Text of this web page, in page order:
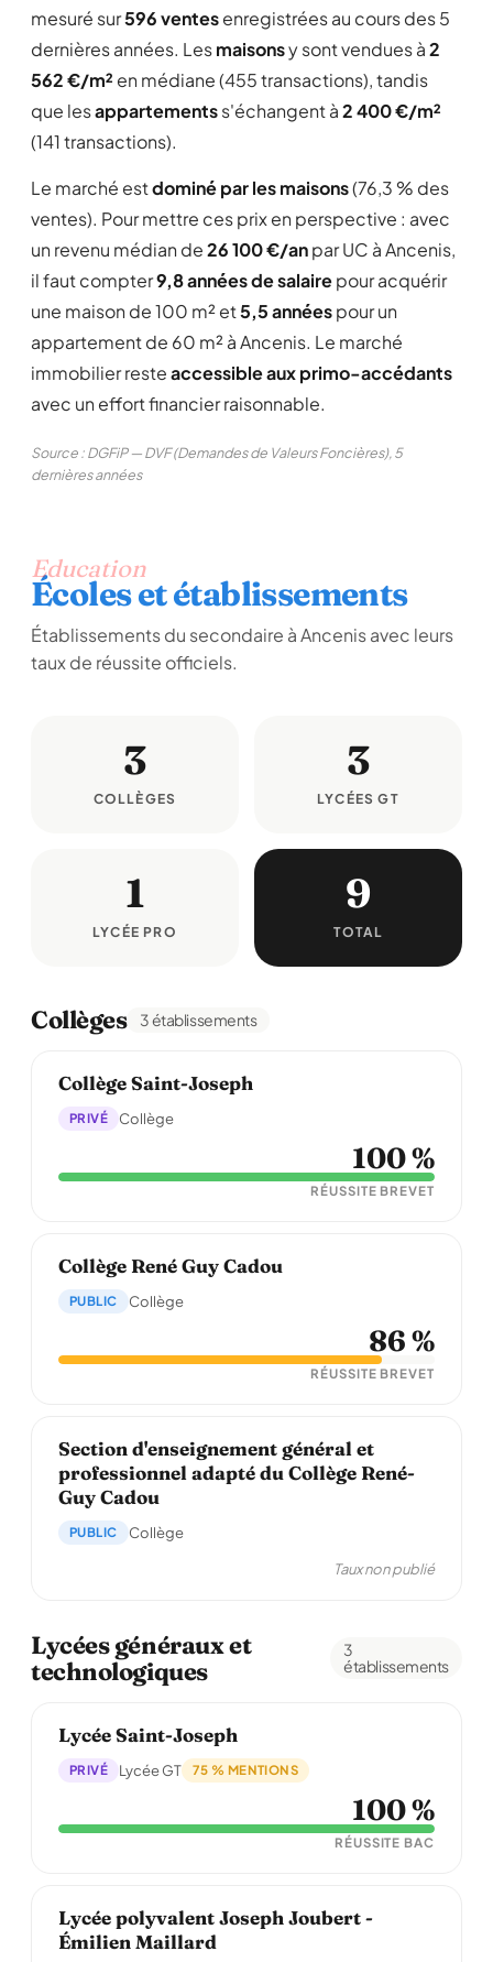
mesuré sur596 ventesenregistrées au cours des 5
dernières années. Lesmaisonsy sont vendues à2
562 €/m² en médiane (455 transactions), tandis
que lesappartementss'échangent à2 400 €/m²
(141 transactions).
Le marché estdominé par les maisons(76,3 % des
ventes). Pour mettre ces prix en perspective : avec
un revenu médian de26 100 €/anpar UC à Ancenis,
il faut compter9,8 années de salairepour acquérir
une maison de 100 m² et5,5 annéespour un
appartement de 60 m² à Ancenis. Le marché
immobilier resteaccessible aux primo-accédants
avec un effort financier raisonnable.
Source : DGFiP — DVF (Demandes de Valeurs Foncières), 5
dernières années
Education
Écoles et établissements
Établissements du secondaire à Ancenis avec leurs
taux de réussite officiels.
3
COLLÈGES
3
LYCÉES GT
1
LYCÉE PRO
9
TOTAL
Collèges 3 établissements
Collège Saint-Joseph
PRIVÉ Collège
100 %
RÉUSSITE BREVET
Collège René Guy Cadou
PUBLIC Collège
86 %
RÉUSSITE BREVET
Section d'enseignement général et
professionnel adapté du Collège René-
Guy Cadou
PUBLIC Collège
Taux non publié
Lycées généraux et
technologiques
3
établissements
Lycée Saint-Joseph
PRIVÉ Lycée GT 75 % MENTIONS
100 %
RÉUSSITE BAC
Lycée polyvalent Joseph Joubert -
Émilien Maillard